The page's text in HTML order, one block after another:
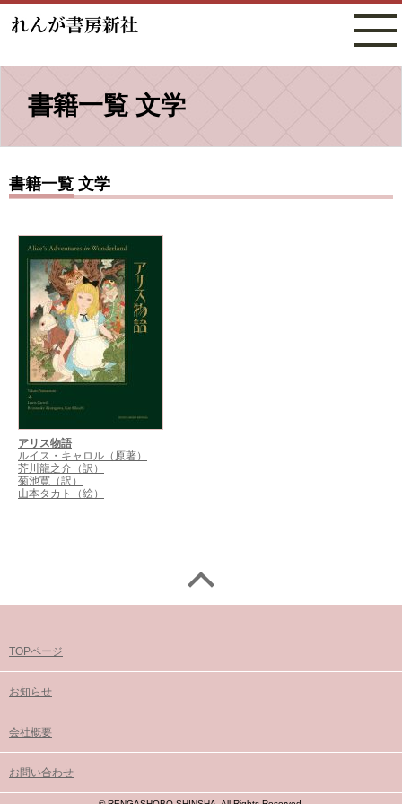
書籍一覧 文学
書籍一覧 文学
アリス物語
ルイス・キャロル（原著）
芥川龍之介（訳）
菊池寛（訳）
山本タカト（絵）
TOPページ
お知らせ
会社概要
お問い合わせ